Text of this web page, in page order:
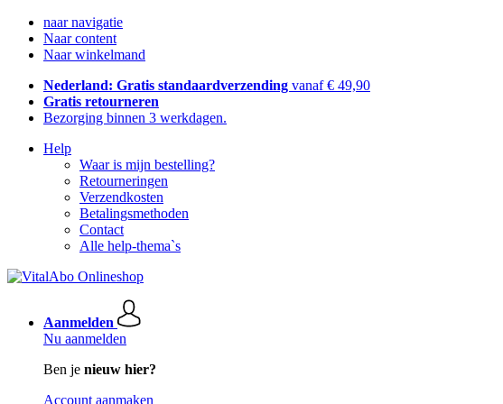
naar navigatie
Naar content
Naar winkelmand
Nederland: Gratis standaardverzending vanaf € 49,90
Gratis retourneren
Bezorging binnen 3 werkdagen.
Help
Waar is mijn bestelling?
Retourneringen
Verzendkosten
Betalingsmethoden
Contact
Alle help-thema`s
Aanmelden
Nu aanmelden
Ben je nieuw hier?
Account aanmaken